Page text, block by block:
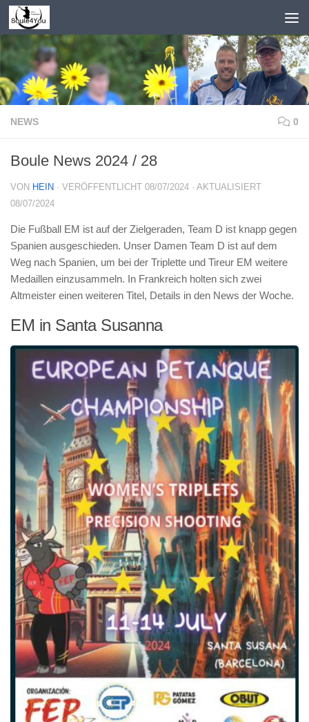
Zum Inhalt springen
NEWS 0
Boule News 2024 / 28
VON HEIN · VERÖFFENTLICHT 08/07/2024 · AKTUALISIERT
08/07/2024
Die Fußball EM ist auf der Zielgeraden, Team D ist knapp gegen
Spanien ausgeschieden. Unser Damen Team D ist auf dem
Weg nach Spanien, um bei der Triplette und Tireur EM weitere
Medaillen einzusammeln. In Frankreich holten sich zwei
Altmeister einen weiteren Titel, Details in den News der Woche.
EM in Santa Susanna